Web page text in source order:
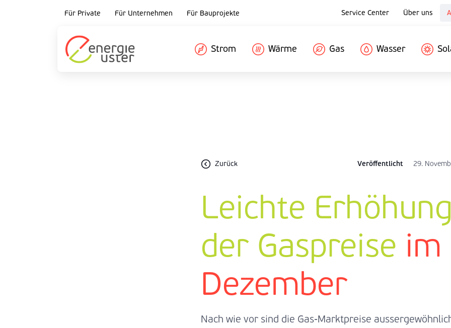
Für Private Für Unternehmen Für Bauprojekte Service Center Über uns
Strom Wärme Gas Wasser
Zurück Veröffentlicht 29.
Leichte Erhöhung
der Gaspreise im
Dezember
Nach wie vor sind die Gas-Marktpreise